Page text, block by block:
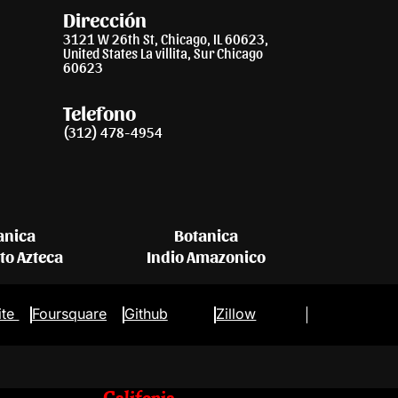
Dirección
3121 W 26th St, Chicago, IL 60623,
United States La villita, Sur Chicago
60623
Telefono
(312) 478-4954
Azteca
Botanica
Indio Amazonico
Foursquare Github Zillow